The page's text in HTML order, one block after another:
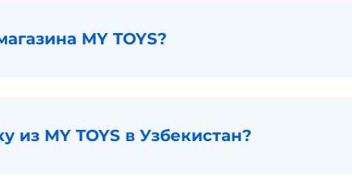
MY TOYS?
из MY TOYS в Узбекистан?